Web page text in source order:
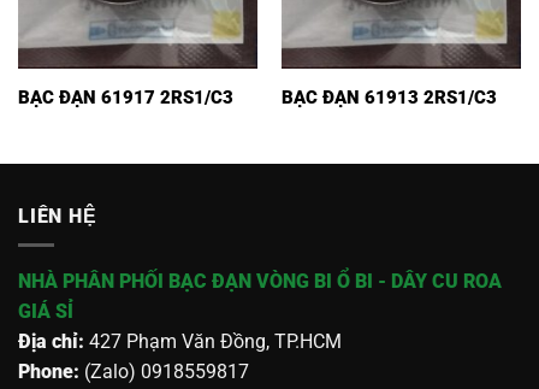
BẠC ĐẠN 61917 2RS1/C3 BẠC ĐẠN 61913 2RS1/C3
LIÊN HỆ
NHÀ PHÂN PHỐI BẠC ĐẠN VÒNG BI Ổ BI - DÂY CU ROA
GIÁ SỈ
Địa chỉ: 427 Phạm Văn Đồng, TP.HCM
Phone: (Zalo) 0918559817